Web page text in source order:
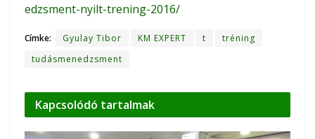
edzsment-nyilt-trening-2016/
Címke: Gyulay Tibor KM EXPERT t
tréning
tudásmenedzsment
Kapcsolódó tartalmak